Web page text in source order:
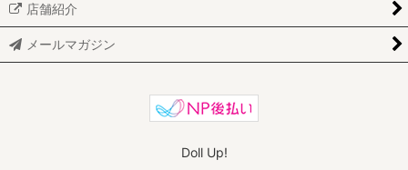
店舗紹介
メールマガジン
Doll Up!